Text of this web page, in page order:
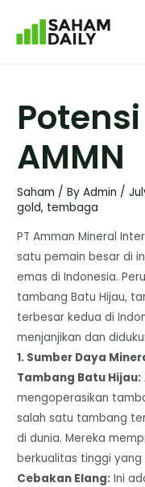
AMMN
Saham / ByAdmin /
gold, tembaga
PT Amman Mineral
satu pemain besar di
emas di Indonesia.
tambang Batu Hijau,
terbesar kedua di
menjanjikan dan
​1. Sumber Daya
Tambang Batu Hijau:
mengoperasikan
salah satu tambang
di dunia. Mereka
berkualitas tinggi
Cebakan Elang: Ini